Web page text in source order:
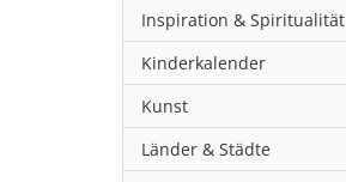
Inspiration & Spiritualität
Kinderkalender
Kunst
Länder & Städte